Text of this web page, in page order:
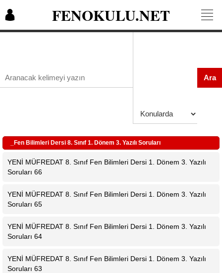
FENOKULU.NET
Ara
_Fen Bilimleri Dersi 8. Sınıf 1. Dönem 3. Yazılı Soruları
YENİ MÜFREDAT 8. Sınıf Fen Bilimleri Dersi 1. Dönem 3. Yazılı
Soruları 66
YENİ MÜFREDAT 8. Sınıf Fen Bilimleri Dersi 1. Dönem 3. Yazılı
Soruları 65
YENİ MÜFREDAT 8. Sınıf Fen Bilimleri Dersi 1. Dönem 3. Yazılı
Soruları 64
YENİ MÜFREDAT 8. Sınıf Fen Bilimleri Dersi 1. Dönem 3. Yazılı
Soruları 63